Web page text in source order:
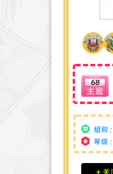
68
组别 :
等级 :
+ 关